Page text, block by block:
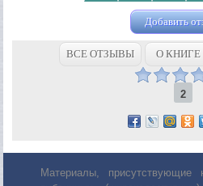
Добавить
ВСЕ ОТЗЫВЫ О КНИГЕ
2
Материалы,